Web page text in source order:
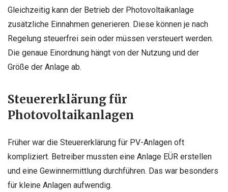
Gleichzeitig kann der Betrieb der Photovoltaikanlage
zusätzliche Einnahmen generieren. Diese können je nach
Regelung steuerfrei sein oder müssen versteuert werden.
Die genaue Einordnung hängt von der Nutzung und der
Größe der Anlage ab.
Steuererklärung für
Photovoltaikanlagen
Früher war die Steuererklärung für PV-Anlagen oft
kompliziert. Betreiber mussten eine Anlage EÜR erstellen
und eine Gewinnermittlung durchführen. Das war besonders
für kleine Anlagen aufwendig.